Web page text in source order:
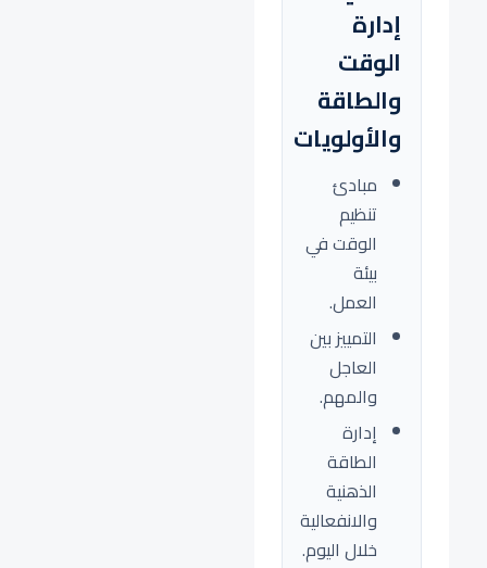
إدارة
الوقت
والطاقة
والأولويات
مبادئ
تنظيم
الوقت في
بيئة
العمل.
التمييز بين
العاجل
والمهم.
إدارة
الطاقة
الذهنية
والانفعالية
خلال اليوم.